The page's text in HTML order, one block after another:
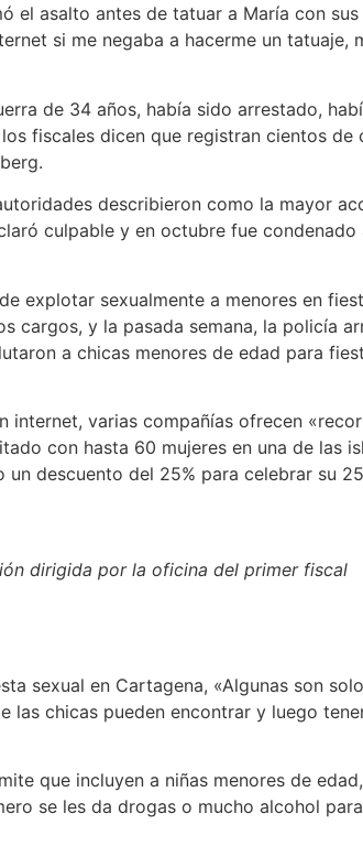
el asalto antes de tatuar a María con
si me negaba a hacerme un tatuaje,
de 34 años, había sido arrestado,
fiscales dicen que registran cientos de
describieron como la mayor
culpable y en octubre fue condenado
explotar sexualmente a menores en
cargos, y la pasada semana, la policía
a chicas menores de edad para
internet, varias compañías ofrecen
con hasta 60 mujeres en una de las
descuento del 25% para celebrar su
dirigida por la oficina del primer fiscal
sexual en Cartagena, «Algunas son
las chicas pueden encontrar y luego
que incluyen a niñas menores de
se les da drogas o mucho alcohol para